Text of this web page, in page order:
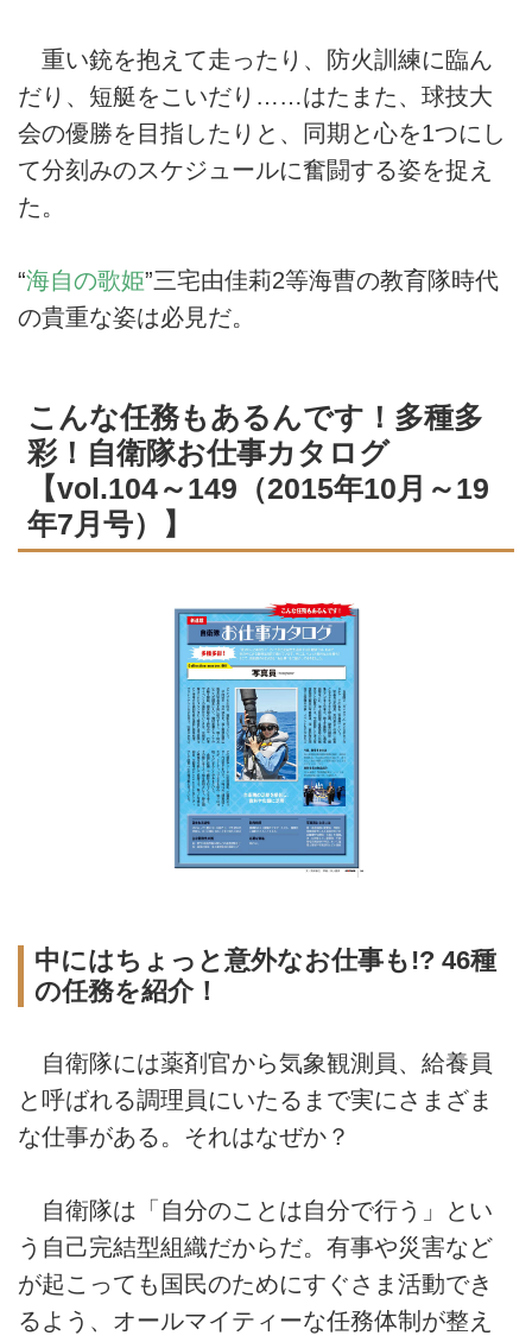
重い銃を抱えて走ったり、防火訓練に臨ん
だり、短艇をこいだり……はたまた、球技大
会の優勝を目指したりと、同期と心を1つにし
て分刻みのスケジュールに奮闘する姿を捉え
た。
“海自の歌姫”三宅由佳莉2等海曹の教育隊時代
の貴重な姿は必見だ。
こんな任務もあるんです！多種多
彩！自衛隊お仕事カタログ
【vol.104～149（2015年10月～19
年7月号）】
中にはちょっと意外なお仕事も!? 46種
の任務を紹介！
自衛隊には薬剤官から気象観測員、給養員
と呼ばれる調理員にいたるまで実にさまざま
な仕事がある。それはなぜか？
自衛隊は「自分のことは自分で行う」とい
う自己完結型組織だからだ。有事や災害など
が起こっても国民のためにすぐさま活動でき
るよう、オールマイティーな任務体制が整え